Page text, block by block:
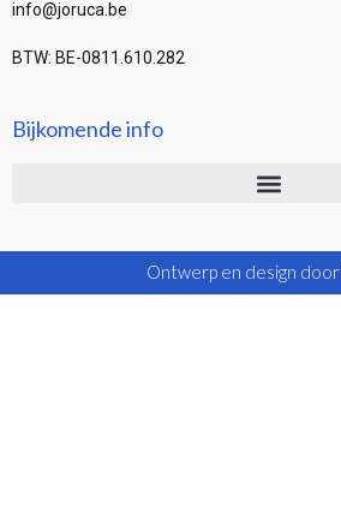
info@joruca.be
BTW: BE-0811.610.282
Bijkomende info
Ontwerp en design door